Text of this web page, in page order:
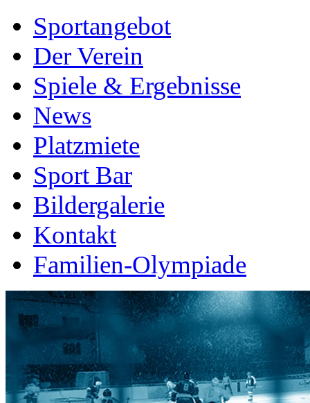
Sportangebot
Der Verein
Spiele & Ergebnisse
News
Platzmiete
Sport Bar
Bildergalerie
Kontakt
Familien-Olympiade